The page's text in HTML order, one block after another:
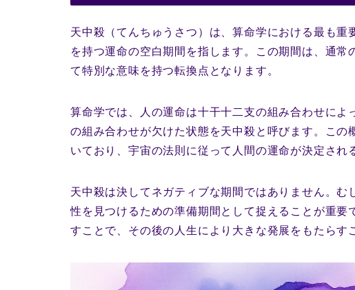
天中殺（てんちゅうさつ）は、算命学における最も
を持つ運命の空白期間を指します。この期間は、通
て特別な意味を持つ転換点となります。
算命学では、人の運命は十干十二支の組み合わせによ
の組み合わせが欠けた状態を天中殺と呼びます。こ
いており、宇宙の法則に従って人間の運命が決定され
天中殺は決してネガティブな期間ではありません。む
性を見つけるための準備期間として捉えることが重
すことで、その後の人生により大きな発展をもたらす